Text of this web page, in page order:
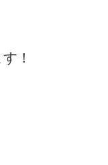
！